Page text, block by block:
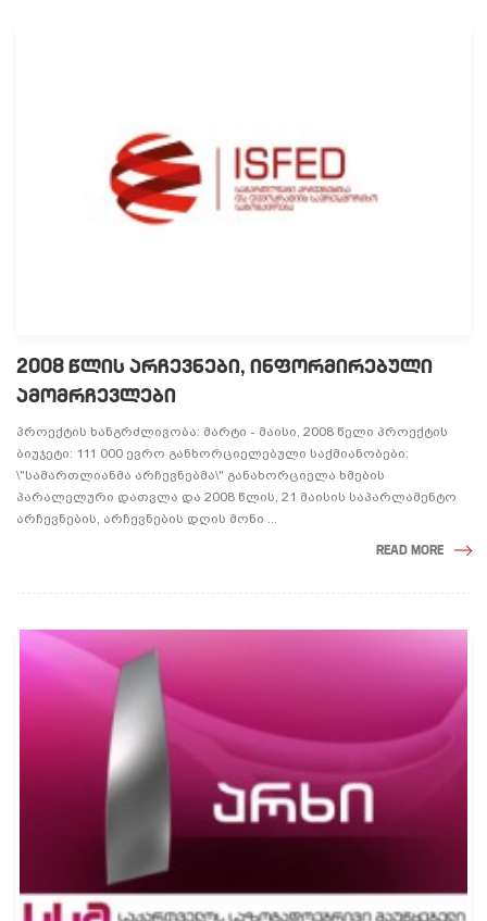
2008 ᲬᲚᲘᲡ ᲐᲠᲩᲔᲕᲜᲔᲑᲘ, ᲘᲜᲤᲝᲠᲛᲘᲠᲔᲑᲣᲚᲘ
ᲐᲛᲝᲛᲠᲩᲔᲕᲚᲔᲑᲘ
პროექტის ხანგრძლივობა: მარტი - მაისი, 2008 წელი პროექტის
ბიუჯეტი: 111 000 ევრო განხორციელებული საქმიანობები:
\"სამართლიანმა არჩევნებმა\" განახორციელა ხმების
პარალელური დათვლა და 2008 წლის, 21 მაისის საპარლამენტო
არჩევნების, არჩევნების დღის მონი ...
READ MORE